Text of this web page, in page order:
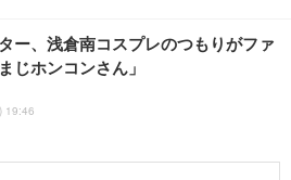
ー、浅倉南コスプレのつもりがファ
じホンコンさん」
19:46